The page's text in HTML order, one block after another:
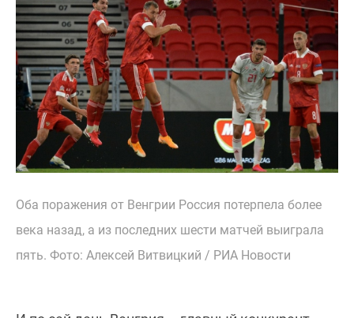
Оба поражения от Венгрии Россия потерпела более
века назад, а из последних шести матчей выиграла
пять. Фото: Алексей Витвицкий / РИА Новости